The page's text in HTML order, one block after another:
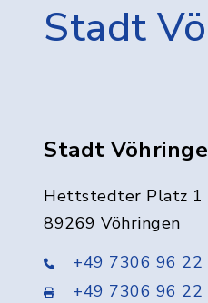
Stadt
Stadt
Hettstedter Platz 1
89269 Vöhringen
+49 7306 96 22
+49 7306 96 22